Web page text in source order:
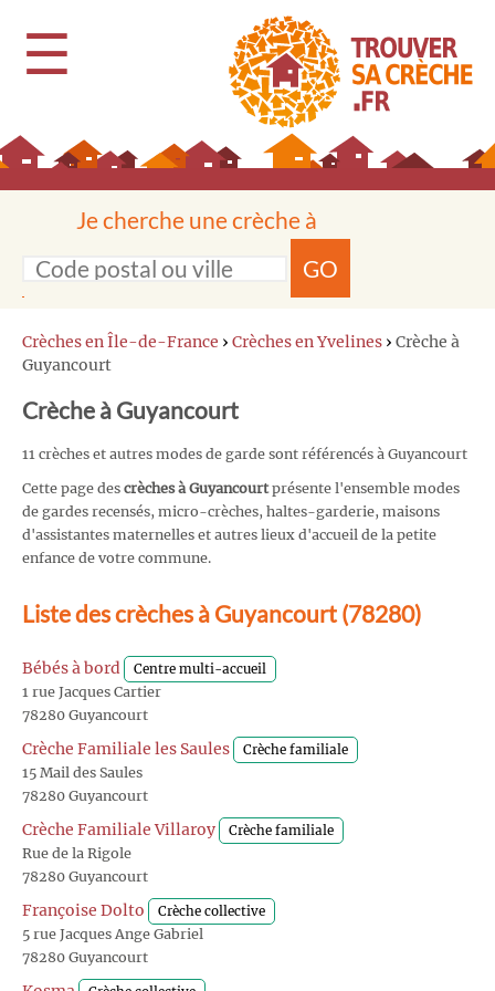
☰
Je cherche une crèche à
GO
Crèches en Île-de-France › Crèches en Yvelines › Crèche à
Guyancourt
Crèche à Guyancourt
11 crèches et autres modes de garde sont référencés à Guyancourt
Cette page des crèches à Guyancourtprésente l'ensemble modes
de gardes recensés, micro-crèches, haltes-garderie, maisons
d'assistantes maternelles et autres lieux d'accueil de la petite
enfance de votre commune.
Liste des crèches à Guyancourt (78280)
Bébés à bord Centre multi-accueil
1 rue Jacques Cartier
78280 Guyancourt
Crèche Familiale les Saules Crèche familiale
15 Mail des Saules
78280 Guyancourt
Crèche Familiale Villaroy Crèche familiale
Rue de la Rigole
78280 Guyancourt
Françoise Dolto Crèche collective
5 rue Jacques Ange Gabriel
78280 Guyancourt